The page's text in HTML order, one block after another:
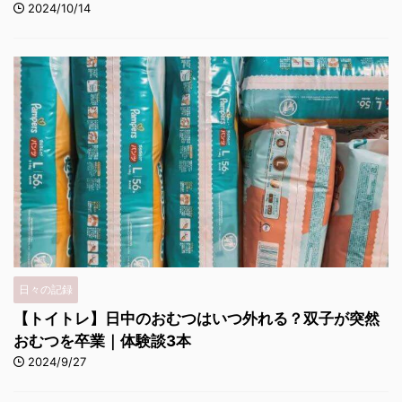
2024/10/14
日々の記録
【トイトレ】日中のおむつはいつ外れる？双子が突然
おむつを卒業｜体験談3本
2024/9/27